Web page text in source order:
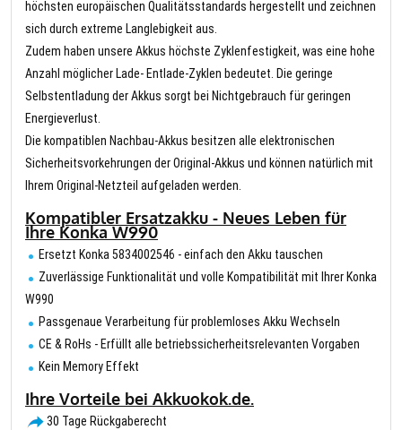
höchsten europäischen Qualitätsstandards hergestellt und zeichnen
sich durch extreme Langlebigkeit aus.
Zudem haben unsere Akkus höchste Zyklenfestigkeit, was eine hohe
Anzahl möglicher Lade- Entlade-Zyklen bedeutet. Die geringe
Selbstentladung der Akkus sorgt bei Nichtgebrauch für geringen
Energieverlust.
Die kompatiblen Nachbau-Akkus besitzen alle elektronischen
Sicherheitsvorkehrungen der Original-Akkus und können natürlich mit
Ihrem Original-Netzteil aufgeladen werden.
Kompatibler Ersatzakku - Neues Leben für
Ihre Konka W990
Ersetzt Konka 5834002546 - einfach den Akku tauschen
Zuverlässige Funktionalität und volle Kompatibilität mit Ihrer Konka
W990
Passgenaue Verarbeitung für problemloses Akku Wechseln
CE & RoHs - Erfüllt alle betriebssicherheitsrelevanten Vorgaben
Kein Memory Effekt
Ihre Vorteile bei Akkuokok.de.
30 Tage Rückgaberecht